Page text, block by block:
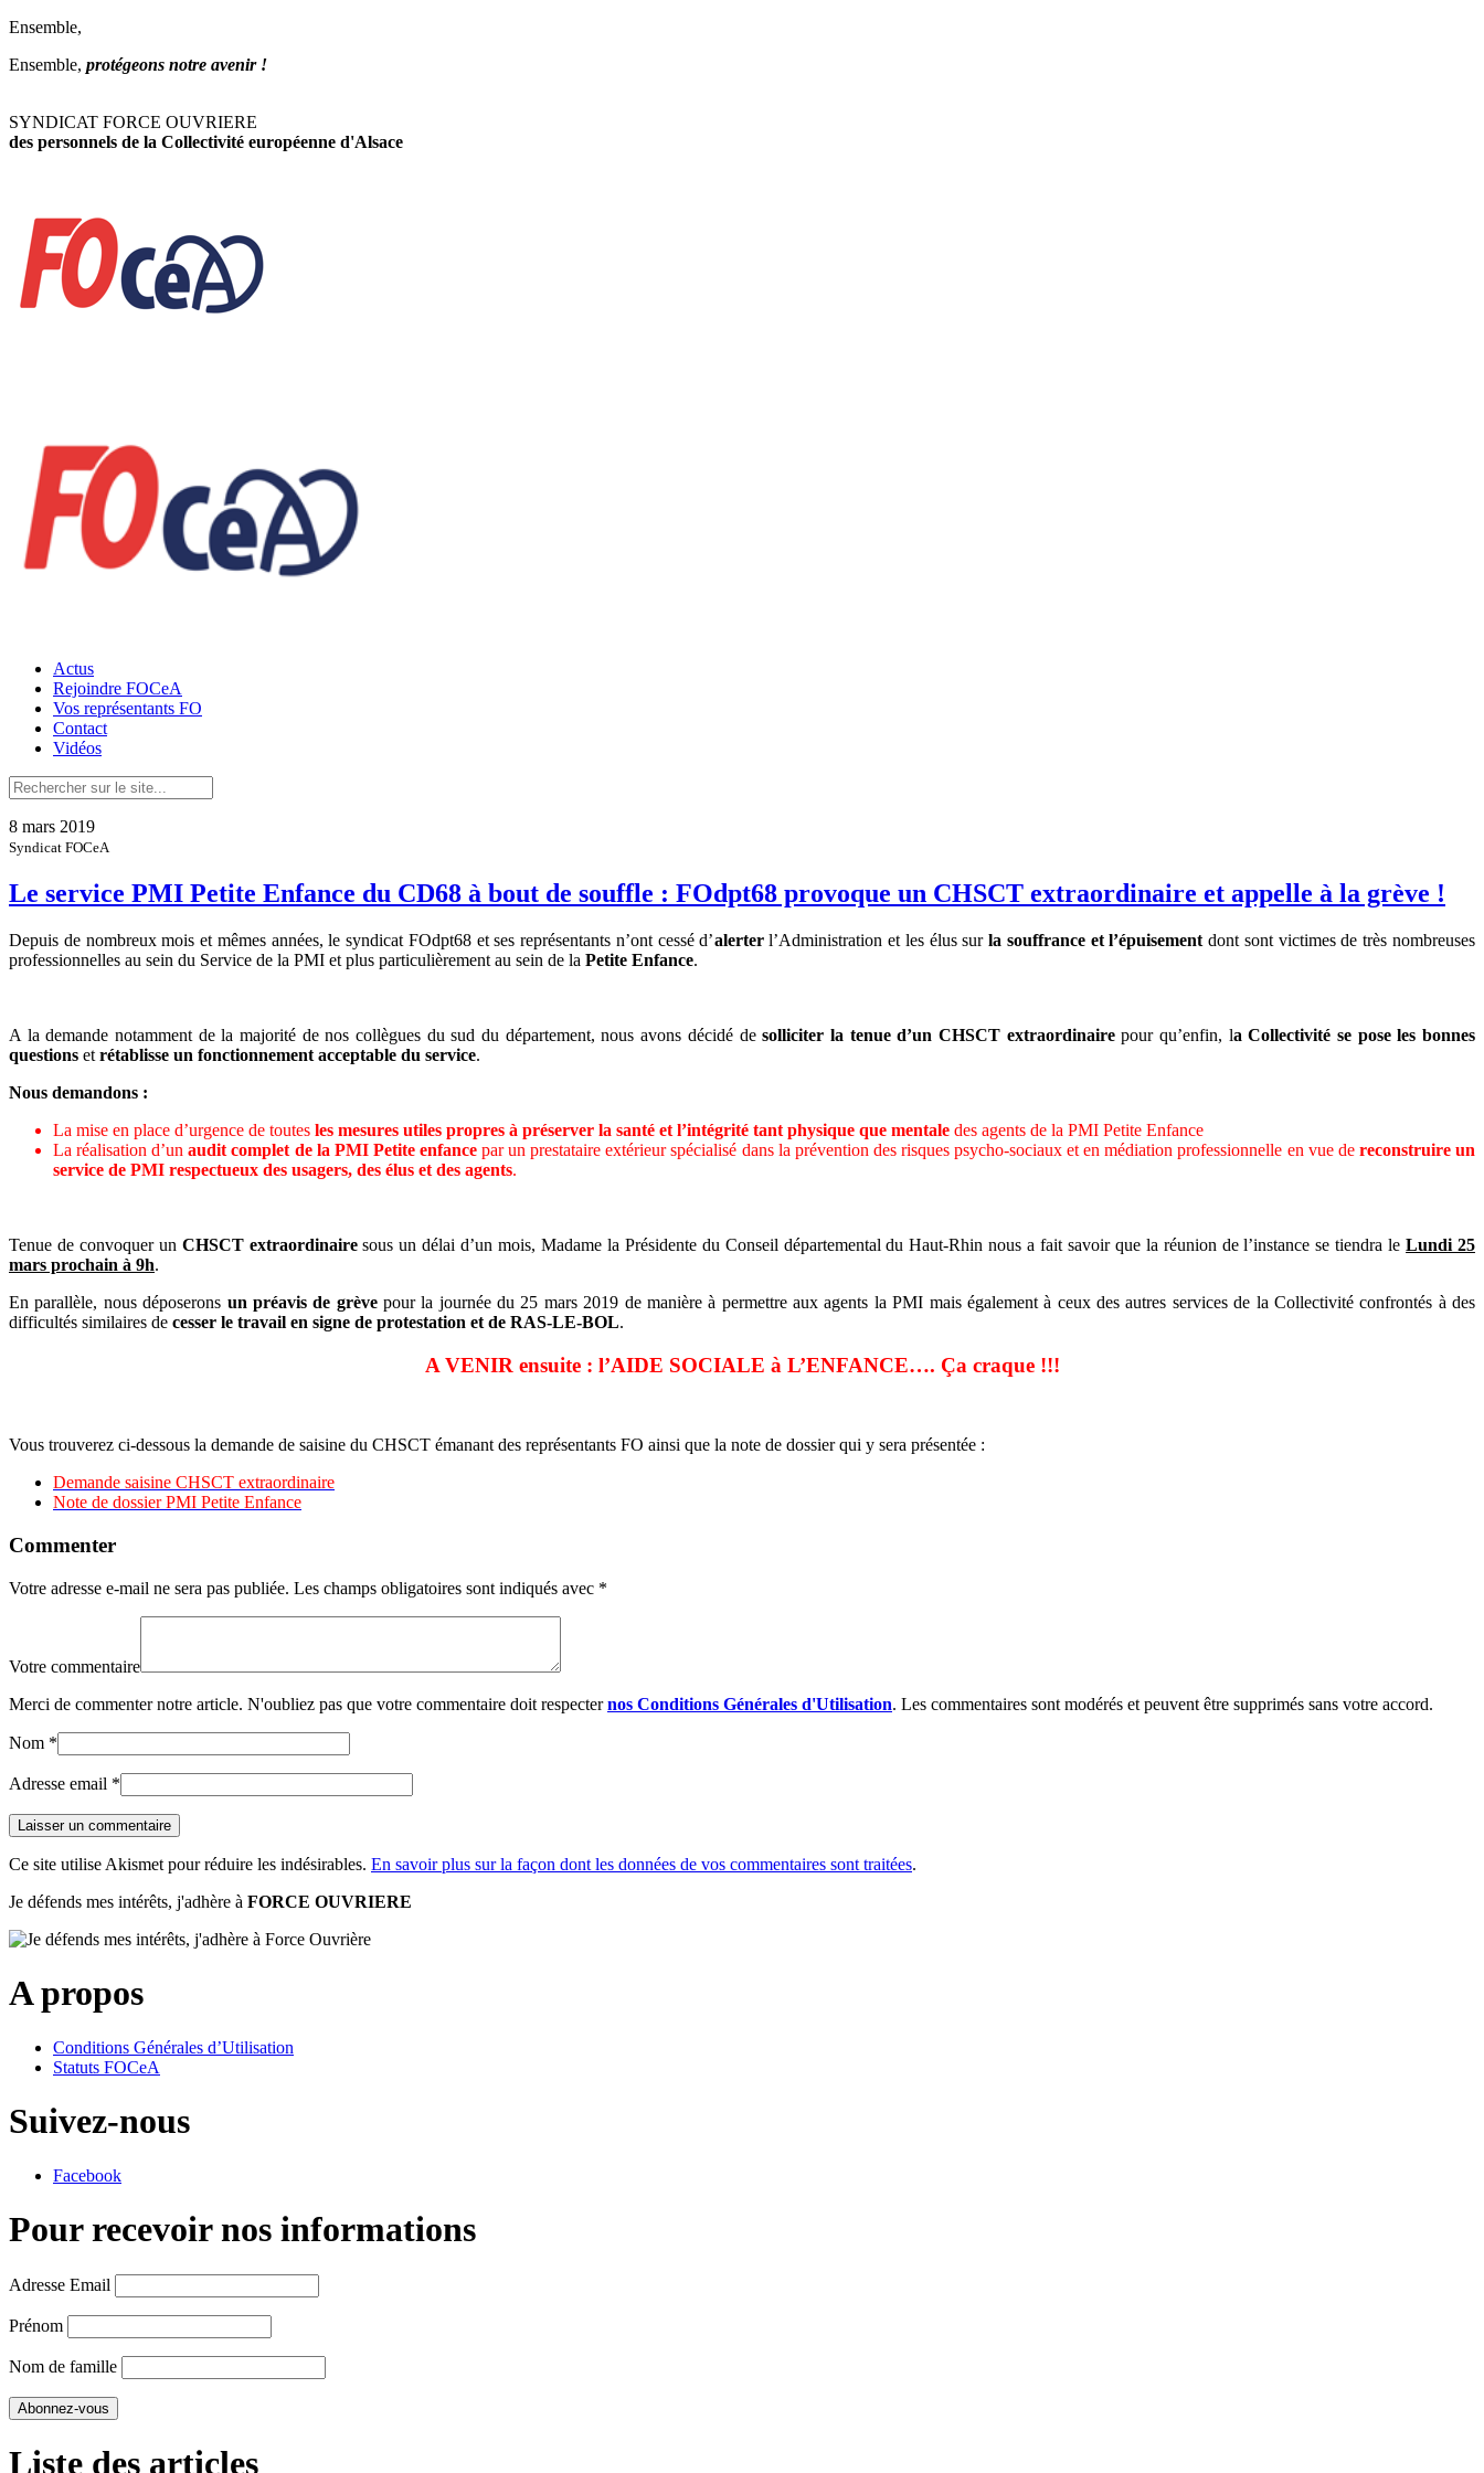
Ensemble,
Ensemble, protégeons notre avenir !
SYNDICAT FORCE OUVRIERE
des personnels de la Collectivité européenne d'Alsace
Actus
Rejoindre FOCeA
Vos représentants FO
Contact
Vidéos
8 mars 2019
Syndicat FOCeA
Le service PMI Petite Enfance du CD68 à bout de souffle : FOdpt68 provoque un CHSCT extraordinaire et appelle à la grève !
Depuis de nombreux mois et mêmes années, le syndicat FOdpt68 et ses représentants n’ont cessé d’alerterl’Administration et les élus surla souffrance et l’épuisement dont sont victimes de très nombreuses
professionnelles au sein du Service de la PMI et plus particulièrement au sein de la Petite Enfance.
A la demande notamment de la majorité de nos collègues du sud du département, nous avons décidé desolliciter la tenue d’un CHSCT extraordinairepour qu’enfin, la Collectivité se pose les bonnes
questions et rétablisse un fonctionnement acceptable du service.
Nous demandons :
La mise en place d’urgence de toutes les mesures utiles propres à préserver la santé et l’intégrité tant physique que mentale des agents de la PMI Petite Enfance
La réalisation d’unaudit complet de la PMI Petite enfancepar un prestataire extérieur spécialisé dans la prévention des risques psycho-sociaux et en médiation professionnelle en vue de reconstruire un
service de PMI respectueux des usagers, des élus et des agents.
Tenue de convoquer un CHSCT extraordinairesous un délai d’un mois, Madame la Présidente du Conseil départemental du Haut-Rhin nous a fait savoir que la réunion de l’instance se tiendra leLundi 25
mars prochain à 9h.
En parallèle, nous déposerons un préavis de grèvepour la journée du 25 mars 2019 de manière à permettre aux agents la PMI mais également à ceux des autres services de la Collectivité confrontés à des
difficultés similaires de cesser le travail en signe de protestation et de RAS-LE-BOL.
A VENIR ensuite : l’AIDE SOCIALE à L’ENFANCE…. Ça craque !!!
Vous trouverez ci-dessous la demande de saisine du CHSCT émanant des représentants FO ainsi que la note de dossier qui y sera présentée :
Demande saisine CHSCT extraordinaire
Note de dossier PMI Petite Enfance
Commenter
Votre adresse e-mail ne sera pas publiée. Les champs obligatoires sont indiqués avec *
Votre commentaire
Merci de commenter notre article. N'oubliez pas que votre commentaire doit respecternos Conditions Générales d'Utilisation. Les commentaires sont modérés et peuvent être supprimés sans votre accord.
Nom *
Adresse email *
Ce site utilise Akismet pour réduire les indésirables. En savoir plus sur la façon dont les données de vos commentaires sont traitées.
Je défends mes intérêts, j'adhère à FORCE OUVRIERE
A propos
Conditions Générales d’Utilisation
Statuts FOCeA
Suivez-nous
Facebook
Pour recevoir nos informations
Adresse Email
Prénom
Nom de famille
Liste des articles